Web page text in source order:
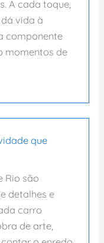
A cada toque,
vida à
componente
momentos de
que
Rio são
detalhes e
carro
de arte,